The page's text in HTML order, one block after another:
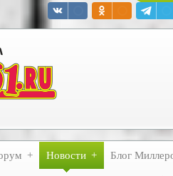
Новости Блог